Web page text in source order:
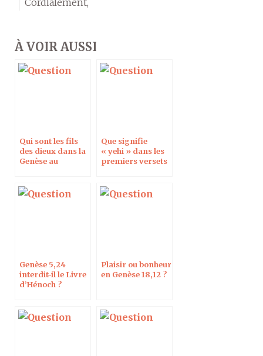
À VOIR AUSSI
Qui sont les fils
des dieux dans la
Genèse au
Que signifie
« yehi » dans les
premiers versets
Genèse 5,24
interdit-il le Livre
d’Hénoch ?
Plaisir ou bonheur
en Genèse 18,12 ?